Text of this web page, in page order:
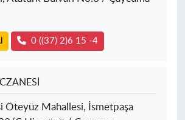
0 ((37) 2)6 15 -4
Öteyüz Mahallesi, İsmetpaşa